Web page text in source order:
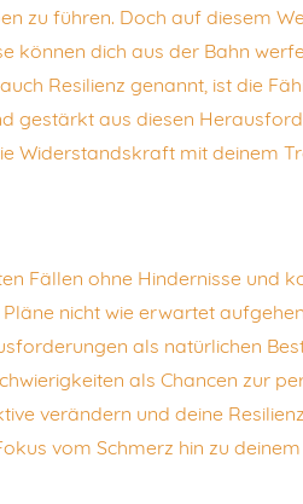
zu führen. Doch auf diesem
können dich aus der Bahn
Resilienz genannt, ist die
gestärkt aus diesen
Widerstandskraft mit deinem
Fällen ohne Hindernisse und
nicht wie erwartet
als natürlichen
als Chancen zur
verändern und deine
vom Schmerz hin zu